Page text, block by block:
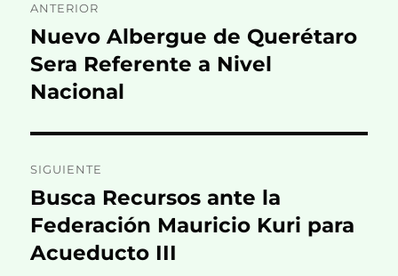
de
entradas
ANTERIOR
Entrada
anterior:
Nuevo Albergue de Querétaro
Sera Referente a Nivel
Nacional
SIGUIENTE
Entrada
siguiente:
Busca Recursos ante la
Federación Mauricio Kuri para
Acueducto III